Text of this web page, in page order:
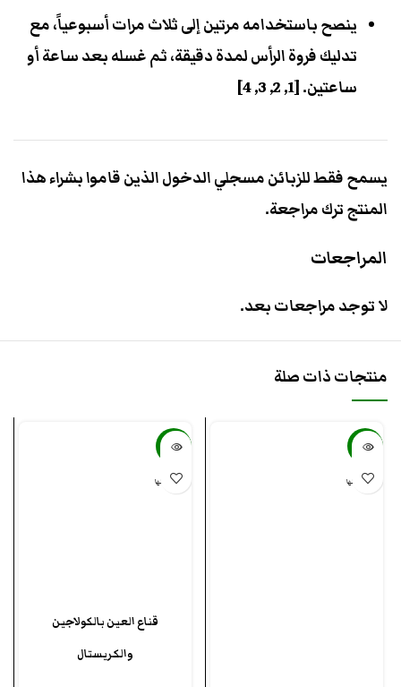
ينصح باستخدامه مرتين إلى ثلاث مرات أسبوعياً، مع
تدليك فروة الرأس لمدة دقيقة، ثم غسله بعد ساعة أو
ساعتين.[
1
,
2
,
3
,
4
]
المراجعات
لا توجد مراجعات بعد.
يسمح فقط للزبائن مسجلي الدخول الذين قاموا بشراء هذا
المنتج ترك مراجعة.
منتجات ذات صلة
-37%
بيعت كلها
-41%
بيعت كلها
قناع العين بالكولاجين
والكريستال